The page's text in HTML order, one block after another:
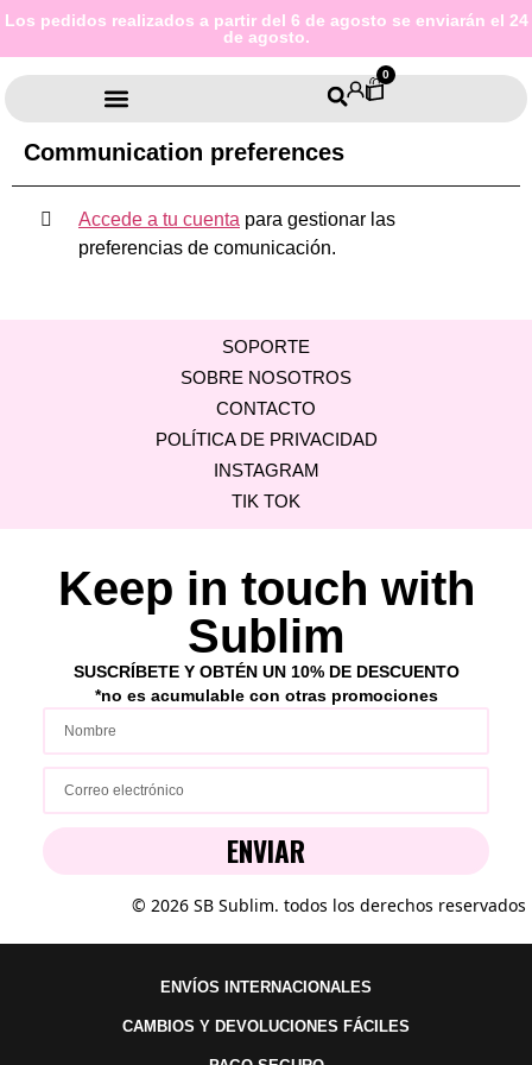
Los pedidos realizados a partir del 6 de agosto se enviarán el 24
de agosto.
0
Communication preferences
Accede a tu cuenta para gestionar las
preferencias de comunicación.
SOPORTE
SOBRE NOSOTROS
CONTACTO
POLÍTICA DE PRIVACIDAD
INSTAGRAM
TIK TOK
Keep in touch with
Sublim
SUSCRÍBETE Y OBTÉN UN 10% DE DESCUENTO
*no es acumulable con otras promociones
ENVIAR
© 2026 SB Sublim. todos los derechos reservados
ENVÍOS INTERNACIONALES
CAMBIOS Y DEVOLUCIONES FÁCILES